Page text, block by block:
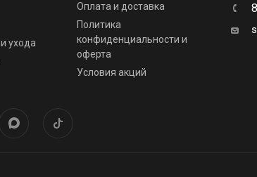
ухода
Оплата и доставка
Политика
конфиденциальности и
оферта
Условия акций